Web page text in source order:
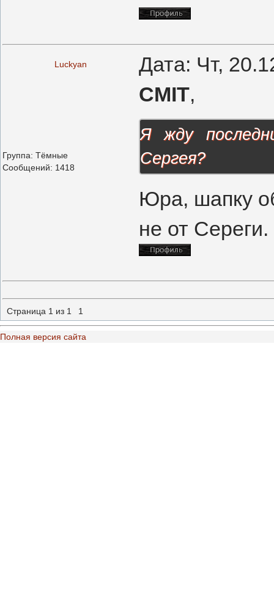
Luckyan Дата: Чт,
Группа: Тёмные
Сообщений: 1418
CMIT,
Я жду
Сергея?
Юра, шапку
не от Сереги.
Страница 1 из 1 1
Полная версия сайта